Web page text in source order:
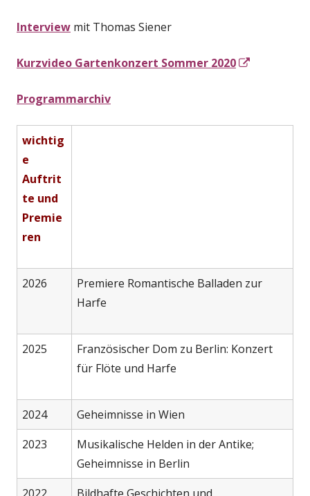
Interview mit Thomas Siener
Kurzvideo Gartenkonzert Sommer 2020
Programmarchiv
wichtig
e
Auftrit
te und
Premie
ren
2026
Premiere Romantische Balladen zur
Harfe
2025
Französischer Dom zu Berlin: Konzert
für Flöte und Harfe
2024
Geheimnisse in Wien
2023
Musikalische Helden in der Antike;
Geheimnisse in Berlin
2022
Bildhafte Geschichten und